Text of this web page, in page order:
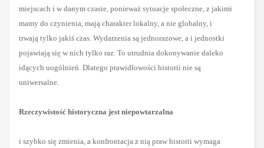
miejscach i w danym czasie, ponieważ sytuacje społeczne, z jakimi
mamy do czynienia, mają charakter lokalny, a nie globalny, i
trwają tylko jakiś czas. Wydarzenia są jednorazowe, a i jednostki
pojawiają się w nich tylko raz. To utrudnia dokonywanie daleko
idących uogólnień. Dlatego prawidłowości historii nie są
uniwersalne
Rzeczywistość historyczna jest niepowtarzalna
i szybko się zmienia, a konfrontacja z nią praw historii wymaga